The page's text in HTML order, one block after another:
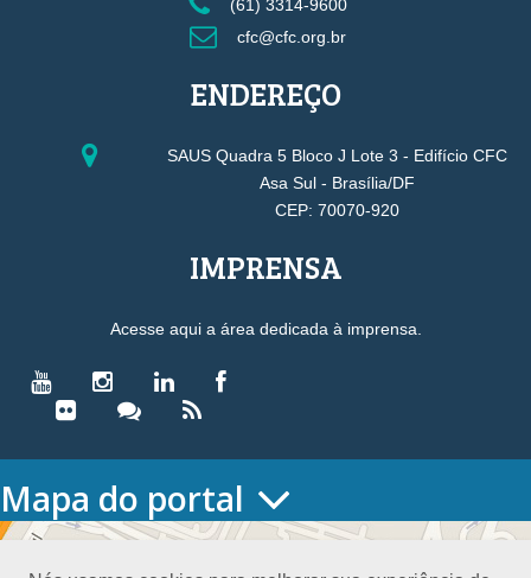
(61) 3314-9600
cfc@cfc.org.br
ENDEREÇO
SAUS Quadra 5 Bloco J Lote 3 - Edifício CFC
Asa Sul - Brasília/DF
CEP: 70070-920
IMPRENSA
Acesse aqui a área dedicada à imprensa.
Mapa do portal
HOME